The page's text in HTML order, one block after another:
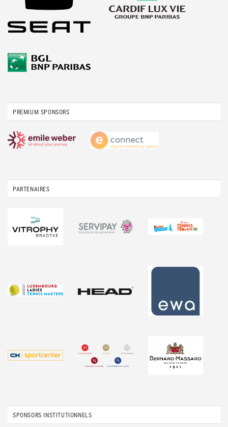
PREMIUM SPONSORS
PARTENAIRES
SPONSORS INSTITUTIONNELS